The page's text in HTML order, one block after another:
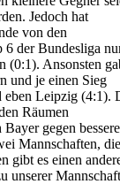
Jedoch hat
von den
6 der Bundesliga
(0:1). Ansonsten
und je einen Sieg
eben Leipzig (4:1).
Räumen
gegen bessere
Mannschaften, die
gibt es einen
unserer